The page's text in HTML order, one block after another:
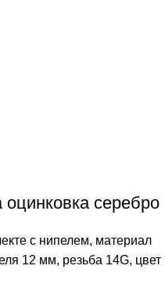
серебро
с нипелем, материал
12 мм, резьба 14G, цвет